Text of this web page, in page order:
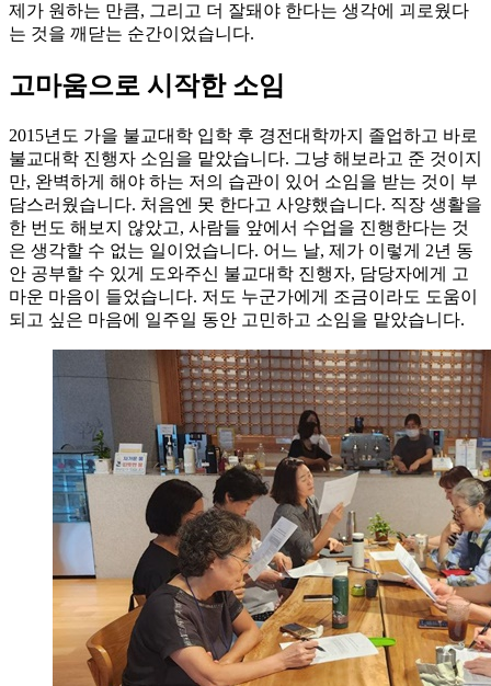
제가 원하는 만큼, 그리고 더 잘돼야 한다는 생각에 괴로웠다
는 것을 깨닫는 순간이었습니다.
고마움으로 시작한 소임
2015년도 가을 불교대학 입학 후 경전대학까지 졸업하고 바로
불교대학 진행자 소임을 맡았습니다. 그냥 해보라고 준 것이지
만, 완벽하게 해야 하는 저의 습관이 있어 소임을 받는 것이 부
담스러웠습니다. 처음엔 못 한다고 사양했습니다. 직장 생활을
한 번도 해보지 않았고, 사람들 앞에서 수업을 진행한다는 것
은 생각할 수 없는 일이었습니다. 어느 날, 제가 이렇게 2년 동
안 공부할 수 있게 도와주신 불교대학 진행자, 담당자에게 고
마운 마음이 들었습니다. 저도 누군가에게 조금이라도 도움이
되고 싶은 마음에 일주일 동안 고민하고 소임을 맡았습니다.